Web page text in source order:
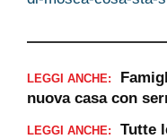
LEGGI ANCHE:
nuova casa con
LEGGI ANCHE:
Tutte